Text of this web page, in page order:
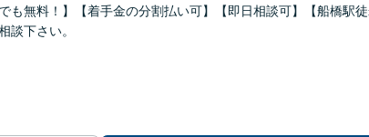
も無料！】【着手金の分割払い可】【即日相談可】【船橋駅
談下さい。